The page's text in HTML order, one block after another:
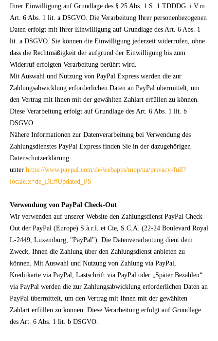
Ihrer Einwilligung auf Grundlage des § 25 Abs. 1 S. 1 TDDDG i.V.m.
Art. 6 Abs. 1 lit. a DSGVO. Die Verarbeitung Ihrer personenbezogenen
Daten erfolgt mit Ihrer Einwilligung auf Grundlage des Art. 6 Abs. 1
lit. a DSGVO. Sie können die Einwilligung jederzeit widerrufen, ohne
dass die Rechtmäßigkeit der aufgrund der Einwilligung bis zum
Widerruf erfolgten Verarbeitung berührt wird.
Mit Auswahl und Nutzung von PayPal Express werden die zur
Zahlungsabwicklung erforderlichen Daten an PayPal übermittelt, um
den Vertrag mit Ihnen mit der gewählten Zahlart erfüllen zu können.
Diese Verarbeitung erfolgt auf Grundlage des Art. 6 Abs. 1 lit. b
DSGVO.
Nähere Informationen zur Datenverarbeitung bei Verwendung des
Zahlungsdienstes PayPal Express finden Sie in der dazugehörigen
Datenschutzerklärung
unter https://www.paypal.com/de/webapps/mpp/ua/privacy-full?
locale.x=de_DE#Updated_PS
Verwendung von PayPal Check-Out
Wir verwenden auf unserer Website den Zahlungsdienst PayPal Check-
Out der PayPal (Europe) S.à.r.l. et Cie, S.C.A. (22-24 Boulevard Royal
L-2449, Luxemburg; "PayPal"). Die Datenverarbeitung dient dem
Zweck, Ihnen die Zahlung über den Zahlungsdienst anbieten zu
können. Mit Auswahl und Nutzung von Zahlung via PayPal,
Kreditkarte via PayPal, Lastschrift via PayPal oder „Später Bezahlen“
via PayPal werden die zur Zahlungsabwicklung erforderlichen Daten an
PayPal übermittelt, um den Vertrag mit Ihnen mit der gewählten
Zahlart erfüllen zu können. Diese Verarbeitung erfolgt auf Grundlage
des Art. 6 Abs. 1 lit. b DSGVO.